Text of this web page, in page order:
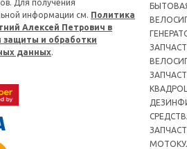
Для получения
информации см. Политика
Алексей Петрович в
защиты и обработки
данных.